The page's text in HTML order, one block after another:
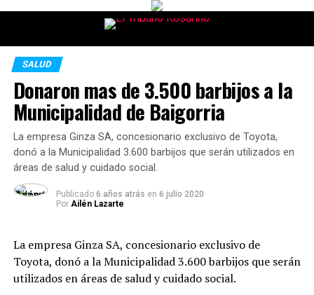
SALUD
Donaron mas de 3.500 barbijos a la
Municipalidad de Baigorria
La empresa Ginza SA, concesionario exclusivo de Toyota,
donó a la Municipalidad 3.600 barbijos que serán utilizados en
áreas de salud y cuidado social.
Publicado 6 años atrás en 6 julio 2020
Por Ailén Lazarte
La empresa Ginza SA, concesionario exclusivo de
Toyota, donó a la Municipalidad 3.600 barbijos que serán
utilizados en áreas de salud y cuidado social.